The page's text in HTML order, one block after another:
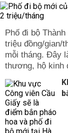
Canh mọc
cá gáy nướng
Trái cây tươi,
1 đĩa gạo
1 đĩa muối
1 tập giấy tiền,
1 lọ hoa cúc
một lọ hoa đào
Phố đi bộ
triệu đồng/gian/
mỗi tháng. Đây
thương, hộ kinh